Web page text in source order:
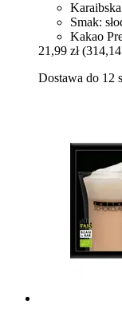
Karaibska
Smak:
Kakao
21,99 zł
Dostawa do 12